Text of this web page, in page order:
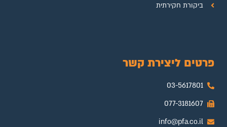
ביקורת חקירתית
פרטים ליצירת קשר
03-5617801
077-3181607
info@pfa.co.il